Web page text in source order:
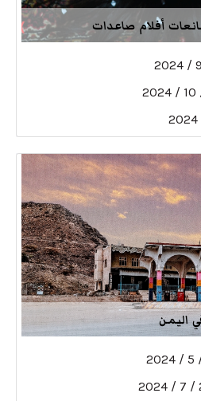
أفلام صاعدات
اليمن